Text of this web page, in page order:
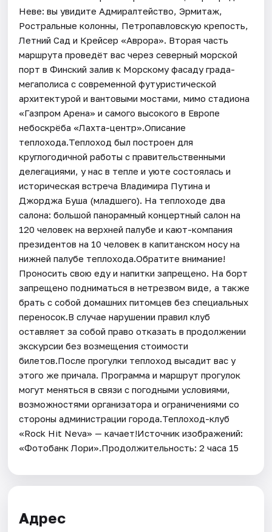
Неве: вы увидите Адмиралтейство, Эрмитаж,
Ростральные колонны, Петропавловскую крепость,
Летний Сад и Крейсер «Аврора». Вторая часть
маршрута проведёт вас через северный морской
порт в Финский залив к Морскому фасаду града-
мегаполиса с современной футуристической
архитектурой и вантовыми мостами, мимо стадиона
«Газпром Арена» и самого высокого в Европе
небоскрёба «Лахта-центр».Описание
теплохода.Теплоход был построен для
круглогодичной работы с правительственными
делегациями, у нас в тепле и уюте состоялась и
историческая встреча Владимира Путина и
Джорджа Буша (младшего). На теплоходе два
салона: большой панорамный концертный салон на
120 человек на верхней палубе и кают-компания
президентов на 10 человек в капитанском носу на
нижней палубе теплохода.Обратите внимание!
Проносить свою еду и напитки запрещено. На борт
запрещено подниматься в нетрезвом виде, а также
брать с собой домашних питомцев без специальных
переносок.В случае нарушении правил клуб
оставляет за собой право отказать в продолжении
экскурсии без возмещения стоимости
билетов.После прогулки теплоход высадит вас у
этого же причала. Программа и маршрут прогулок
могут меняться в связи с погодными условиями,
возможностями организатора и ограничениями со
стороны администрации города.Теплоход-клуб
«Rock Hit Neva» — качает!Источник изображений:
«Фотобанк Лори».Продолжительность: 2 часа 15
Адрес